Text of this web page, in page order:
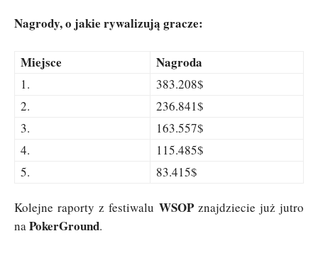
Nagrody, o jakie rywalizują gracze:
Miejsce Nagroda
1.
383.208$
2.
236.841$
3.
163.557$
4.
115.485$
5.
83.415$
Kolejne raporty z festiwalu WSOPznajdziecie już jutro
naPokerGround.